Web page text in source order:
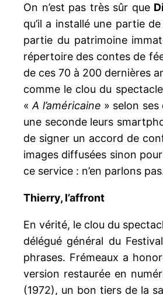
On n’est pas très sûr que
qu’il a installé une partie
partie du patrimoine
répertoire des contes de
de ces 70 à 200 dernières
comme le clou du
«A l’américaine » selon ses
une seconde leurs
de signer un accord de
images diffusées sinon
ce service : n’en parlons
Thierry, l’affront
En vérité, le clou du
délégué général du
phrases. Frémeaux a
version restaurée en
(1972), un bon tiers de la